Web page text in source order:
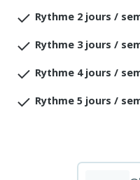
Rythme 2 jours /
Rythme 3 jours /
Rythme 4 jours /
Rythme 5 jours /